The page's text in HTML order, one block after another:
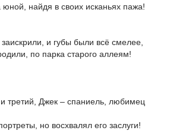
юной, найдя в своих исканьях пажа!
заискрили, и губы были всё смелее,
по парка старого аллеям!
третий, Джек – спаниель, любимец
но восхвалял его заслуги!